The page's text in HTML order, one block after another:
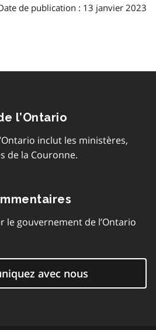
de publication : 13 janvier 2023
l’Ontario
inclut les ministères,
de la Couronne.
le gouvernement de l’Ontario
avec nous